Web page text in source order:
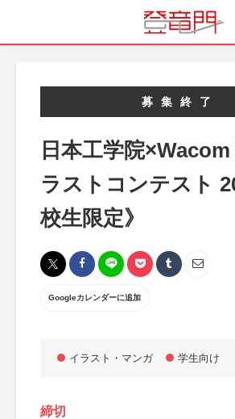
募集終了
日本工学院
ラストコンテスト
校生限定》
Googleカレンダーに追加
イラスト・マンガ 学生向け
締切